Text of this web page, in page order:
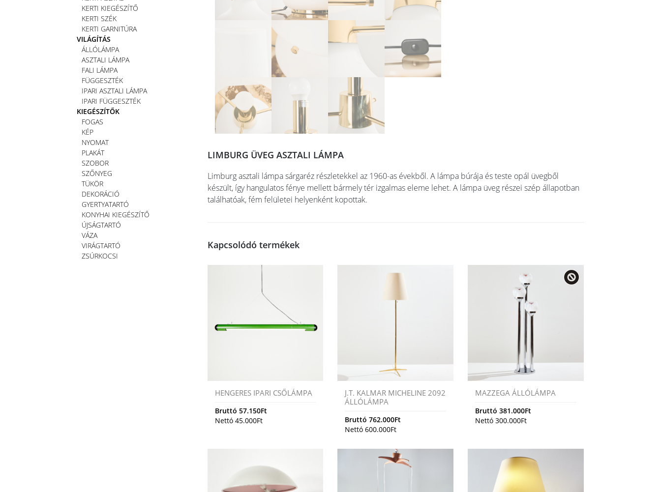
KERTI KIEGÉSZÍTŐ
KERTI SZÉK
KERTI GARNITÚRA
VILÁGÍTÁS
ÁLLÓLÁMPA
ASZTALI LÁMPA
FALI LÁMPA
FÜGGESZTÉK
IPARI ASZTALI LÁMPA
IPARI FÜGGESZTÉK
KIEGÉSZÍTŐK
FOGAS
KÉP
NYOMAT
PLAKÁT
SZOBOR
SZŐNYEG
TÜKÖR
DEKORÁCIÓ
GYERTYATARTÓ
KONYHAI KIEGÉSZÍTŐ
ÚJSÁGTARTÓ
VÁZA
VIRÁGTARTÓ
ZSÚRKOCSI
LIMBURG ÜVEG ASZTALI LÁMPA
Limburg asztali lámpa sárgaréz részletekkel az 1960-as évekből. A lámpa búrája és teste opál üvegből
készült, így hangulatos fénye mellett bármely tér izgalmas eleme lehet. A lámpa üveg részei szép állapotban
találhatóak, fém felületei helyenként kopottak.
Kapcsolódó termékek
HENGERES IPARI CSŐLÁMPA
Bruttó 57.150Ft
Nettó 45.000Ft
J.T. KALMAR MICHELINE 2092
ÁLLÓLÁMPA
Bruttó762.000Ft
Nettó600.000Ft
MAZZEGA ÁLLÓLÁMPA
Bruttó381.000Ft
Nettó300.000Ft